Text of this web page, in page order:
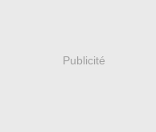
Publicité